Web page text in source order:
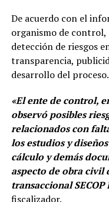
De acuerdo con el
organismo de control,
detección de riesgos
transparencia,
desarrollo del proceso.
«El ente de control,
observó posibles
relacionados con
los estudios y
cálculo y demás
aspecto de obra
transaccional SECOP
fiscalizador.